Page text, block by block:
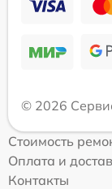
© 2026
Стоимость
Оплата и
Контакты